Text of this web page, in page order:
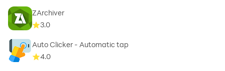
ZArchiver
3.0
Auto Clicker - Automatic tap
4.0